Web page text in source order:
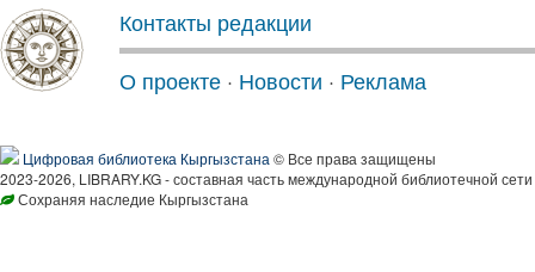
Контакты редакции
О проекте · Новости · Реклама
Цифровая библиотека Кыргызстана © Все права защищены
2023-2026, LIBRARY.KG - составная часть международной библиотечной
Сохраняя наследие Кыргызстана